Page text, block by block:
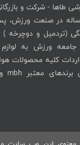
طاها - شرکت و
ساله در صنعت ورزش،
(تردمیل و دوچرخه )
جامعه ورزش به
کلیه محصولات